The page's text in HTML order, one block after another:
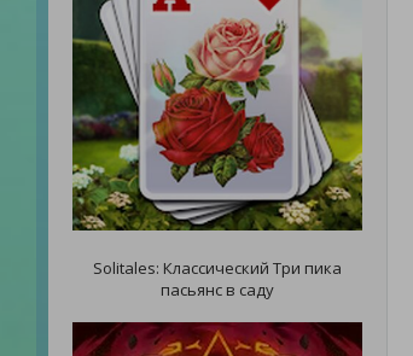
Solitales: Классический Три пика
пасьянс в саду